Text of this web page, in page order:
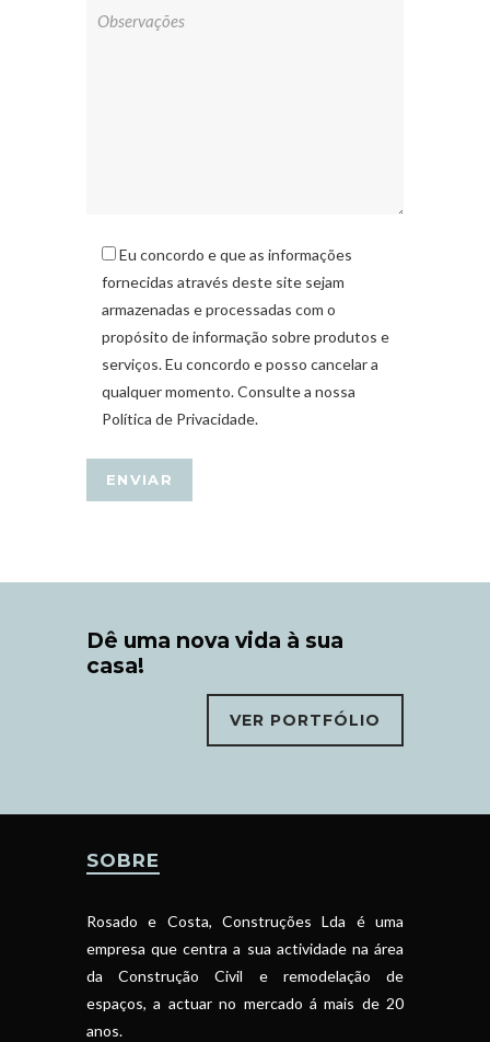
Eu concordo e que as informações
fornecidas através deste site sejam
armazenadas e processadas com o
propósito de informação sobre produtos e
serviços. Eu concordo e posso cancelar a
qualquer momento. Consulte a nossa
Política de Privacidade.
Dê uma nova vida à sua
casa!
VER PORTFÓLIO
SOBRE
Rosado e Costa, Construções Lda é uma
empresa que centra a sua actividade na área
da Construção Civil e remodelação de
espaços, a actuar no mercado á mais de 20
anos.